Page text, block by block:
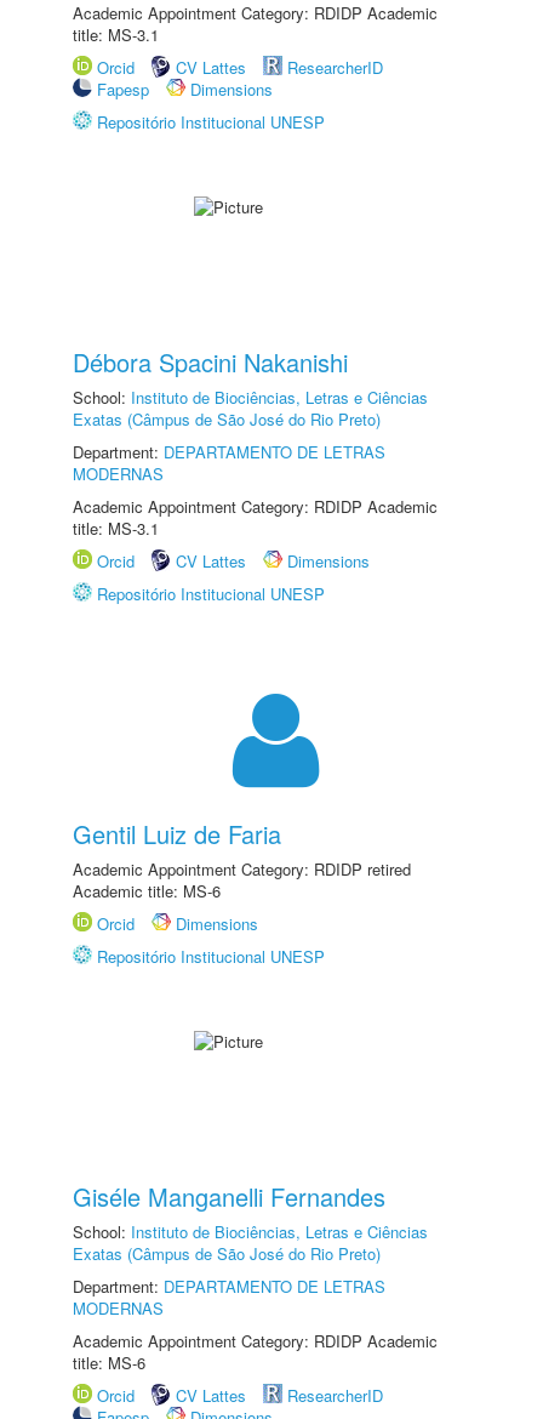
Academic Appointment Category: RDIDP Academic
title: MS-3.1
Orcid
CV Lattes
ResearcherID
Fapesp
Dimensions
Repositório Institucional UNESP
Débora Spacini Nakanishi
School: Instituto de Biociências, Letras e Ciências
Exatas (Câmpus de São José do Rio Preto)
Department: DEPARTAMENTO DE LETRAS
MODERNAS
Academic Appointment Category: RDIDP Academic
title: MS-3.1
Orcid
CV Lattes
Dimensions
Repositório Institucional UNESP
Gentil Luiz de Faria
Academic Appointment Category: RDIDP retired
Academic title: MS-6
Orcid
Dimensions
Repositório Institucional UNESP
Giséle Manganelli Fernandes
School: Instituto de Biociências, Letras e Ciências
Exatas (Câmpus de São José do Rio Preto)
Department: DEPARTAMENTO DE LETRAS
MODERNAS
Academic Appointment Category: RDIDP Academic
title: MS-6
Orcid
CV Lattes
ResearcherID